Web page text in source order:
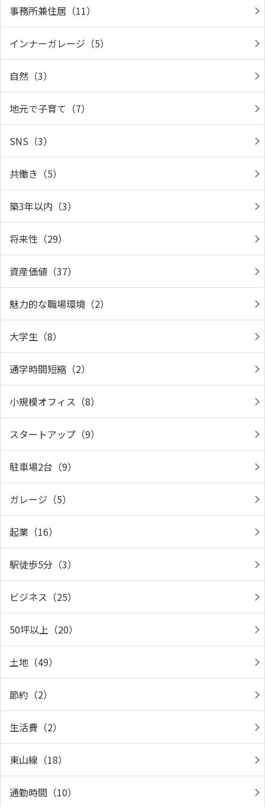
事務所兼住居（11）
インナーガレージ（5）
自然（3）
地元で子育て（7）
SNS（3）
共働き（5）
築3年以内（3）
将来性（29）
資産価値（37）
魅力的な職場環境（2）
大学生（8）
通学時間短縮（2）
小規模オフィス（8）
スタートアップ（9）
駐車場2台（9）
ガレージ（5）
起業（16）
駅徒歩5分（3）
ビジネス（25）
50坪以上（20）
土地（49）
節約（2）
生活費（2）
東山線（18）
通勤時間（10）